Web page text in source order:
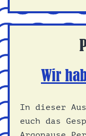
Wir
In dieser
euch das